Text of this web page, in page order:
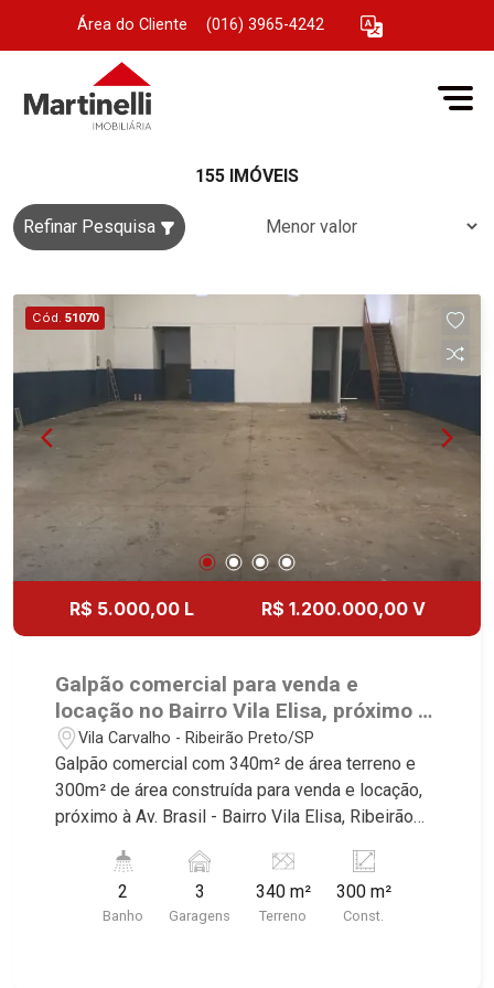
Área do Cliente (016) 3965-4242
155 IMÓVEIS
Refinar Pesquisa
Cód. 51070
R$ 5.000,00 L R$ 1.200.000,00 V
Galpão comercial para venda e
locação no Bairro Vila Elisa, próximo à
Av. Brasil - Ribeirão Preto/SP.
Vila Carvalho - Ribeirão Preto/SP
Galpão comercial com 340m² de área terreno e
300m² de área construída para venda e locação,
próximo à Av. Brasil - Bairro Vila Elisa, Ribeirão
imóvel que a Martinelli Imobiliária selecionou
para você: - 340m² de área terreno e 300m² de
área construída - 2 WCs masculino e feminino -
2
Banho
3
Garagens
340 m²
Terreno
300 m²
Const.